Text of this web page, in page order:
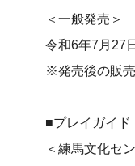
＜一般発売＞
令和6年7月27
※発売後の販
■プレイガイド
＜練馬文化セ